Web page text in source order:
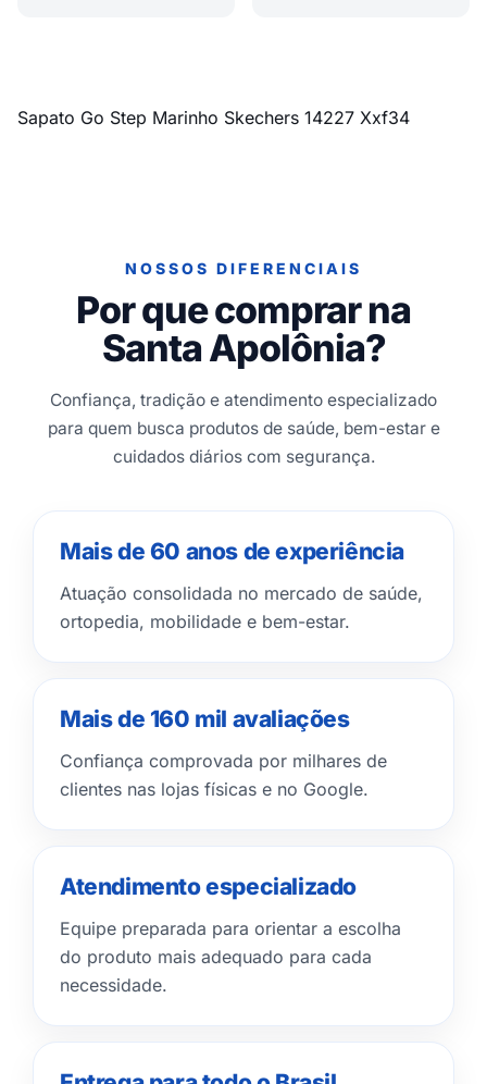
Sapato Go Step Marinho Skechers 14227 Xxf34
NOSSOS DIFERENCIAIS
Por que comprar na
Santa Apolônia?
Confiança, tradição e atendimento especializado
para quem busca produtos de saúde, bem-estar e
cuidados diários com segurança.
Mais de 60 anos de experiência
Atuação consolidada no mercado de saúde,
ortopedia, mobilidade e bem-estar.
Mais de 160 mil avaliações
Confiança comprovada por milhares de
clientes nas lojas físicas e no Google.
Atendimento especializado
Equipe preparada para orientar a escolha
do produto mais adequado para cada
necessidade.